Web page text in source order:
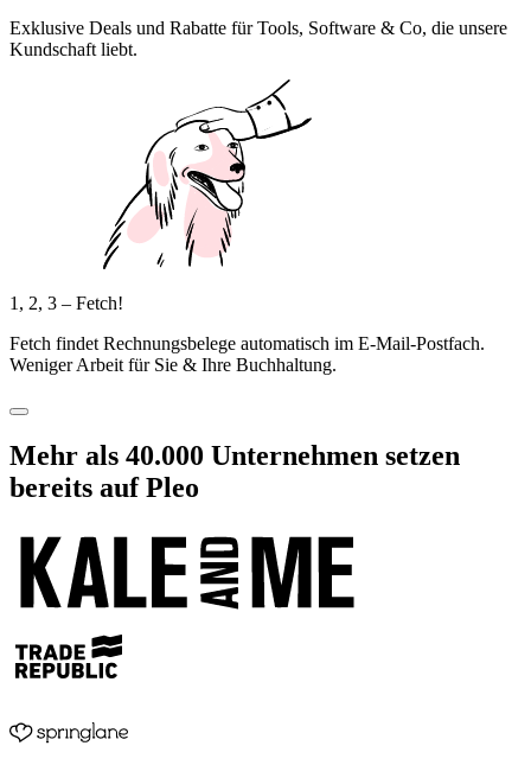
Exklusive Deals und Rabatte für Tools, Software & Co, die unsere
Kundschaft liebt.
1, 2, 3 – Fetch!
Fetch findet Rechnungsbelege automatisch im E-Mail-Postfach.
Weniger Arbeit für Sie & Ihre Buchhaltung.
Mehr als 40.000 Unternehmen setzen
bereits auf Pleo